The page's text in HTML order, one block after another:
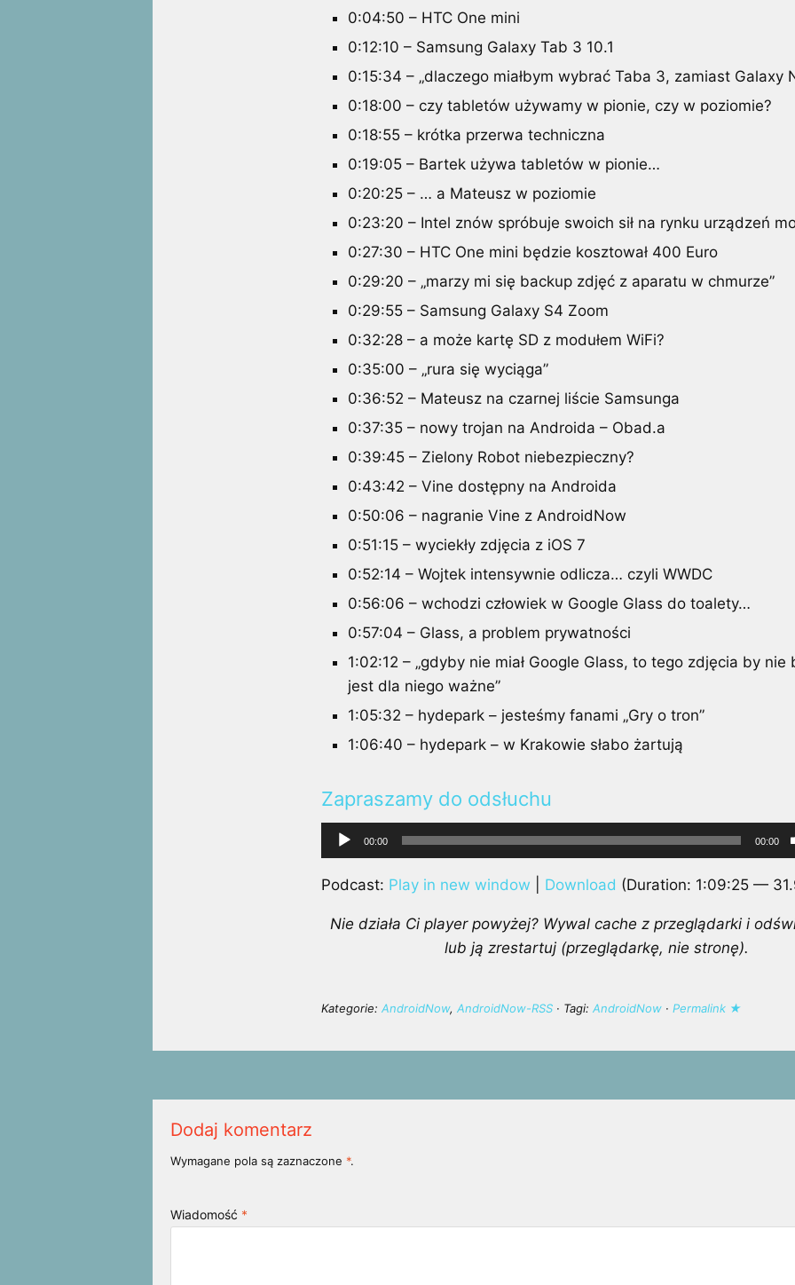
0:04:50 – HTC One mini
0:12:10 – Samsung Galaxy Tab 3 10.1
0:15:34 – „dlaczego miałbym wybrać Taba 3, zamiast Galaxy
0:18:00 – czy tabletów używamy w pionie, czy w poziomie?
0:18:55 – krótka przerwa techniczna
0:19:05 – Bartek używa tabletów w pionie…
0:20:25 – … a Mateusz w poziomie
0:23:20 – Intel znów spróbuje swoich sił na rynku urządzeń
0:27:30 – HTC One mini będzie kosztował 400 Euro
0:29:20 – „marzy mi się backup zdjęć z aparatu w chmurze”
0:29:55 – Samsung Galaxy S4 Zoom
0:32:28 – a może kartę SD z modułem WiFi?
0:35:00 – „rura się wyciąga”
0:36:52 – Mateusz na czarnej liście Samsunga
0:37:35 – nowy trojan na Androida – Obad.a
0:39:45 – Zielony Robot niebezpieczny?
0:43:42 – Vine dostępny na Androida
0:50:06 – nagranie Vine z AndroidNow
0:51:15 – wyciekły zdjęcia z iOS 7
0:52:14 – Wojtek intensywnie odlicza… czyli WWDC
0:56:06 – wchodzi człowiek w Google Glass do toalety…
0:57:04 – Glass, a problem prywatności
1:02:12 – „gdyby nie miał Google Glass, to tego zdjęcia by nie
jest dla niego ważne”
1:05:32 – hydepark – jesteśmy fanami „Gry o tron”
1:06:40 – hydepark – w Krakowie słabo żartują
Zapraszamy do odsłuchu
Odtwarzacz
plików
dźwiękowych
00:00 00:00
Podcast: Play in new window Download (Duration: 1:09:25 —
Nie działa Ci player powyżej? Wywal cache z przeglądarki i
lub ją zrestartuj (przeglądarkę, nie stronę).
Kategorie: AndroidNow, AndroidNow-RSS · Tagi: AndroidNow · Permalink ★
Dodaj komentarz
Wymagane pola są zaznaczone *.
Wiadomość *